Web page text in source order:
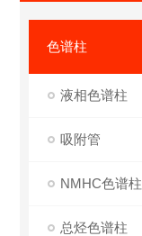
色谱柱
液相色谱柱
吸附管
NMHC色谱柱
总烃色谱柱